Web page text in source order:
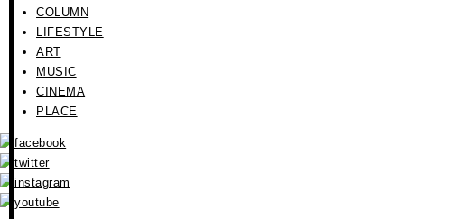
COLUMN
LIFESTYLE
ART
MUSIC
CINEMA
PLACE